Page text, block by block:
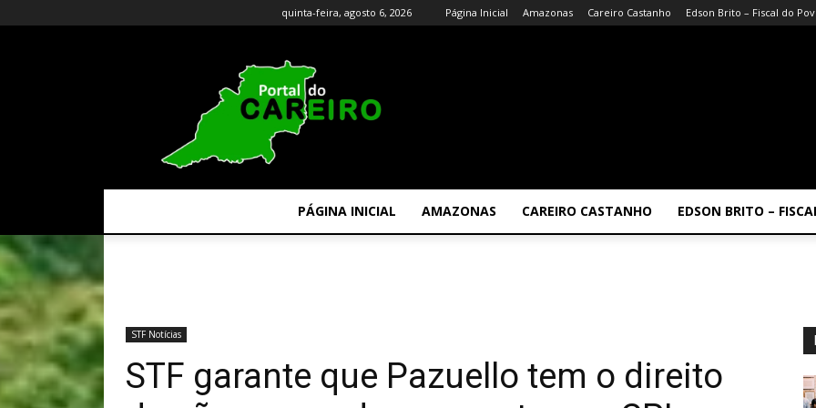
quinta-feira, agosto 6, 2026 Página Inicial Amazonas Careiro Castanho Edson Brito – Fiscal do
PÁGINA INICIAL AMAZONAS CAREIRO CASTANHO EDSON BRITO –
STF Notícias
STF garante que Pazuello tem o direito